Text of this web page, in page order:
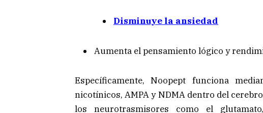
Disminuye la ansiedad
Aumenta el pensamiento lógico y
Específicamente, Noopept funciona
nicotínicos, AMPA y NDMA dentro del
los neurotrasmisores como el